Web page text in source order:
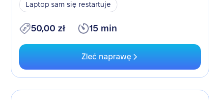
Laptop sam się restartuje
50,00 zł 15 min
Zleć naprawę